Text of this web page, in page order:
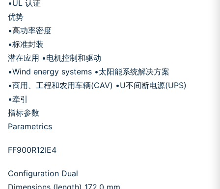
•UL 认证
优势
•高功率密度
•标准封装
潜在应用 •电机控制和驱动
•Wind energy systems •太阳能系统解决方案
•商用、工程和农用车辆(CAV) •U不间断电源(UPS)
•牵引
指标参数
Parametrics
FF900R12IE4
Configuration Dual
Dimensions (length) 172.0 mm